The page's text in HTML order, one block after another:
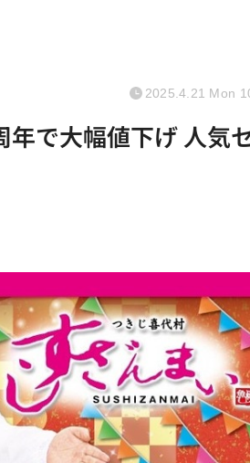
で大幅値下げ 人気
2025.4.21 Mon